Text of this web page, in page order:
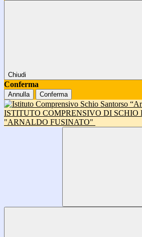
Chiudi
Conferma
Annulla Conferma
ISTITUTO COMPRENSIVO DI SCHIO
"ARNALDO FUSINATO"